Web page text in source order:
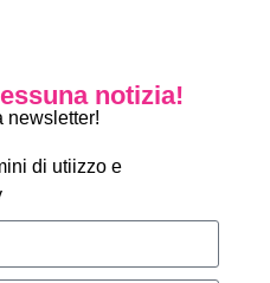
notizia!
newsletter!
di utiizzo e